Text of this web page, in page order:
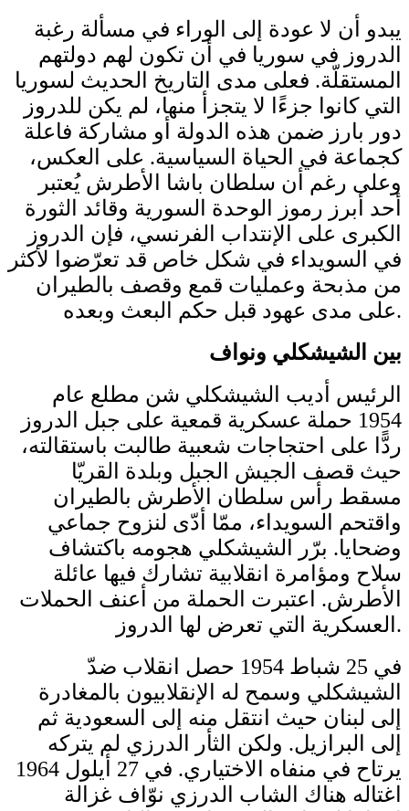
يبدو أن لا عودة إلى الوراء في مسألة رغبة
الدروز في سوريا في أن تكون لهم دولتهم
المستقلّة. فعلى مدى التاريخ الحديث لسوريا
التي كانوا جزءًا لا يتجزأ منها، لم يكن للدروز
دور بارز ضمن هذه الدولة أو مشاركة فاعلة
كجماعة في الحياة السياسية. على العكس،
وعلى رغم أن سلطان باشا الأطرش يُعتبر
أحد أبرز رموز الوحدة السورية وقائد الثورة
الكبرى على الإنتداب الفرنسي، فإن الدروز
في السويداء في شكل خاص قد تعرّضوا لأكثر
من مذبحة وعمليات قمع وقصف بالطيران
على مدى عهود قبل حكم البعث وبعده.
بين الشيشكلي ونواف
الرئيس أديب الشيشكلي شن مطلع عام
1954 حملة عسكرية قمعية على جبل الدروز
ردًّا على احتجاجات شعبية طالبت باستقالته،
حيث قصف الجيش الجبل وبلدة القريّا
مسقط رأس سلطان الأطرش بالطيران
واقتحم السويداء، ممّا أدّى لنزوح جماعي
وضحايا. برّر الشيشكلي هجومه باكتشاف
سلاح ومؤامرة انقلابية تشارك فيها عائلة
الأطرش. اعتبرت الحملة من أعنف الحملات
العسكرية التي تعرض لها الدروز.
في 25 شباط 1954 حصل انقلاب ضدّ
الشيشكلي وسمح له الإنقلابيون بالمغادرة
إلى لبنان حيث انتقل منه إلى السعودية ثم
إلى البرازيل. ولكن الثأر الدرزي لم يتركه
يرتاح في منفاه الاختياري. في 27 أيلول 1964
اغتاله هناك الشاب الدرزي نوّاف غزالة